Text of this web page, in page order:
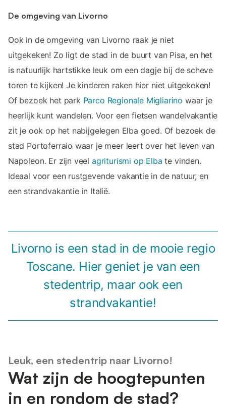
De omgeving van Livorno
Ook in de omgeving van Livorno raak je niet
uitgekeken! Zo ligt de stad in de buurt van Pisa, en het
is natuurlijk hartstikke leuk om een dagje bij de scheve
toren te kijken! Je kinderen raken hier niet uitgekeken!
Of bezoek het park Parco Regionale Migliarino waar je
heerlijk kunt wandelen. Voor een fietsen wandelvakantie
zit je ook op het nabijgelegen Elba goed. Of bezoek de
stad Portoferraio waar je meer leert over het leven van
Napoleon. Er zijn veel agriturismi op Elba te vinden.
Ideaal voor een rustgevende vakantie in de natuur, en
een strandvakantie in Italië.
Livorno is een stad in de mooie regio
Toscane. Hier geniet je van een
stedentrip, maar ook een
strandvakantie!
Leuk, een stedentrip naar Livorno!
Wat zijn de hoogtepunten
in en rondom de stad?